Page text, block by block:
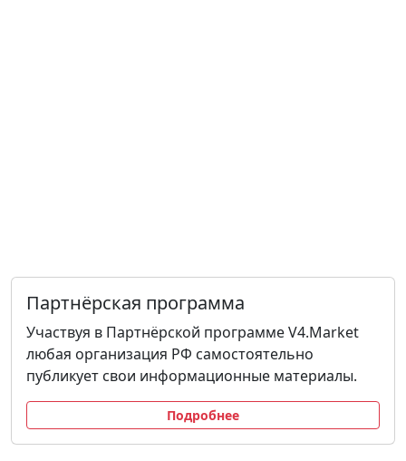
Партнёрская программа
Участвуя в Партнёрской программе V4.Market
любая организация РФ самостоятельно
публикует свои информационные материалы.
Подробнее